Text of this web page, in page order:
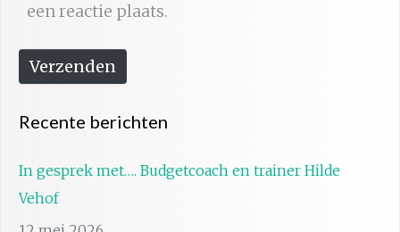
e
een reactie plaats.
Verzenden
Recente berichten
In gesprek met…. Budgetcoach en trainer Hilde
Vehof